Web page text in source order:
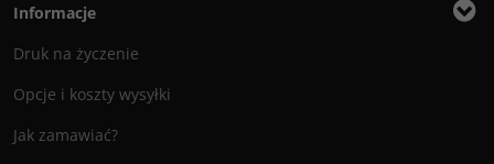
Informacje
Druk na życzenie
Opcje i koszty wysyłki
Jak zamawiać?